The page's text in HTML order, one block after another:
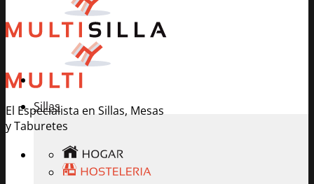
El Especialista en Sillas, Mesas
y Taburetes
Sillas